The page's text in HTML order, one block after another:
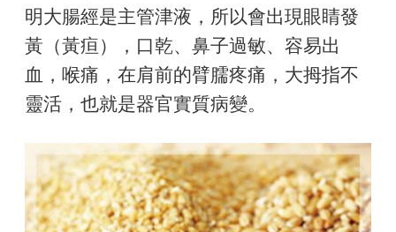
明大腸經是主管津液，所以會出現眼睛發
黃（黃疸），口乾、鼻子過敏、容易出
血，喉痛，在肩前的臂臑疼痛，大拇指不
靈活，也就是器官實質病變。